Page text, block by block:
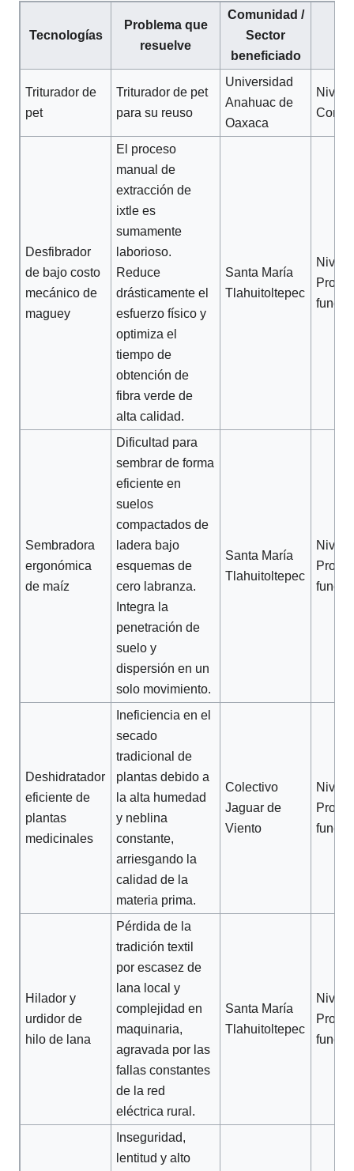
Tecnologías
Problema que
resuelve
Comunidad /
Sector
beneficiado
Triturador de
pet
Triturador de pet
para su reuso
Universidad
Anahuac de
Oaxaca
Nivel
Desfibrador
de bajo costo
mecánico de
maguey
El proceso
manual de
extracción de
ixtle es
sumamente
laborioso.
Reduce
drásticamente el
esfuerzo físico y
optimiza el
tiempo de
obtención de
fibra verde de
alta calidad.
Santa María
Tlahuitoltepec
Nivel
Sembradora
ergonómica
de maíz
Dificultad para
sembrar de forma
eficiente en
suelos
compactados de
ladera bajo
esquemas de
cero labranza.
Integra la
penetración de
suelo y
dispersión en un
solo movimiento.
Santa María
Tlahuitoltepec
Nivel
Deshidratador
eficiente de
plantas
medicinales
Ineficiencia en el
secado
tradicional de
plantas debido a
la alta humedad
y neblina
constante,
arriesgando la
calidad de la
materia prima.
Colectivo
Jaguar de
Viento
Nivel
Hilador y
urdidor de
hilo de lana
Pérdida de la
tradición textil
por escasez de
lana local y
complejidad en
maquinaria,
agravada por las
fallas constantes
de la red
eléctrica rural.
Santa María
Tlahuitoltepec
Nivel
Inseguridad,
lentitud y alto